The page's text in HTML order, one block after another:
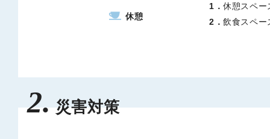
休憩
1．休憩スペー
2．飲食スペー
2.災害対策